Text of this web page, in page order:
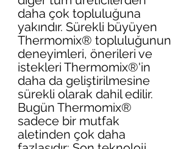
daha çok topluluğuna
yakındır. Sürekli büyüyen
Thermomix® topluluğunun
deneyimleri, önerileri ve
istekleri Thermomix®'in
daha da geliştirilmesine
sürekli olarak dahil edilir.
Bugün Thermomix®
sadece bir mutfak
aletinden çok daha